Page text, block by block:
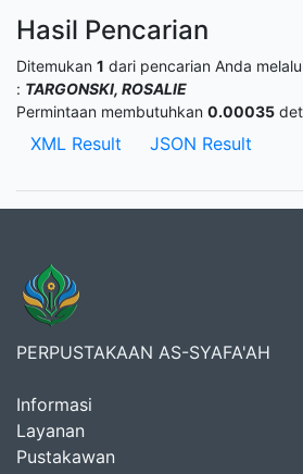
Hasil Pencarian
Ditemukan 1 dari pencarian Anda
: TARGONSKI, ROSALIE
Permintaan membutuhkan 0.00035
XML Result JSON Result
PERPUSTAKAAN AS-SYAFA'AH
Informasi
Layanan
Pustakawan